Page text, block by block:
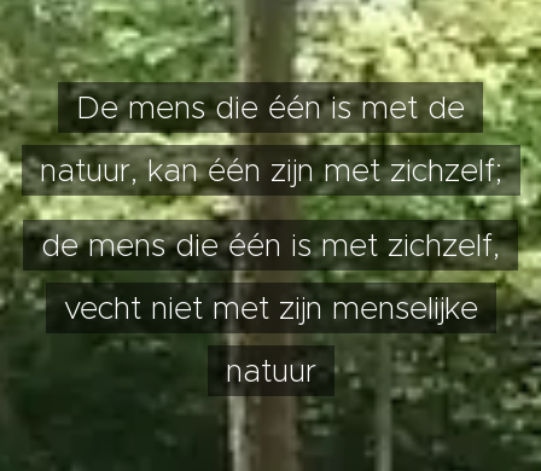
De mens die één is met de
natuur, kan één zijn met zichzelf;
de mens die één is met zichzelf,
vecht niet met zijn menselijke
natuur